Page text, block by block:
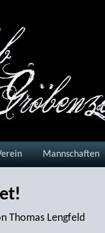
Mannschaften
Thomas Lengfeld